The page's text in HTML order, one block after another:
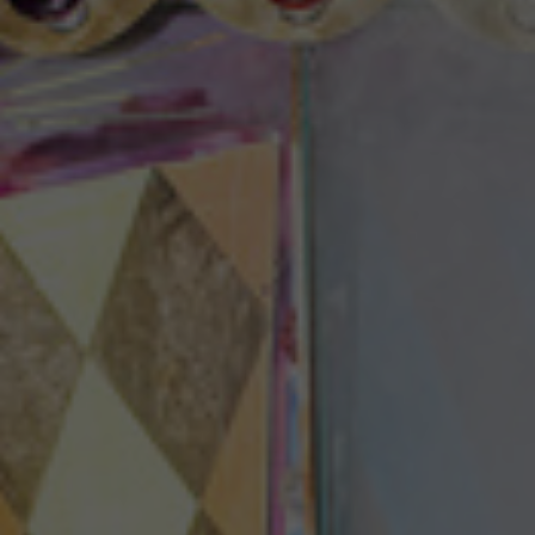
Spielstätten
Spielzeitheft